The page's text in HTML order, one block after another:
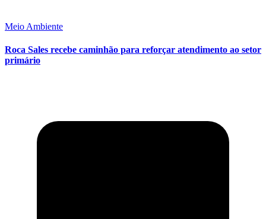
Meio Ambiente
Roca Sales recebe caminhão para reforçar atendimento ao setor
primário